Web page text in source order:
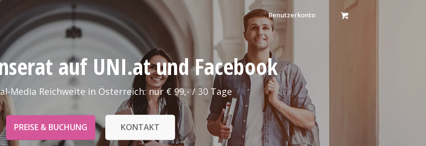
Benutzerkonto
auf UNI.at und Facebook
Media Reichweite in Österreich: nur € 99,- / 30 Tage
PREISE & BUCHUNG KONTAKT